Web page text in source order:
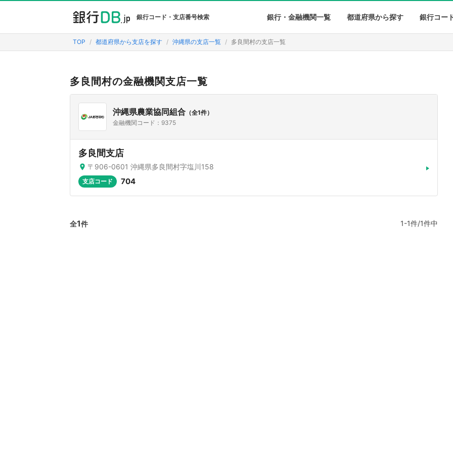
銀行コード・支店番号検索 銀行・金融機関一覧 都道府県から探す 銀行コー
TOP 都道府県から支店を探す 沖縄県の支店一覧 多良間村の支店一覧
多良間村の金融機関支店一覧
沖縄県農業協同組合 （全1件）
金融機関コード：9375
多良間支店
〒906-0601 沖縄県多良間村字塩川158
支店コード 704
全1件 1-1件/1件中